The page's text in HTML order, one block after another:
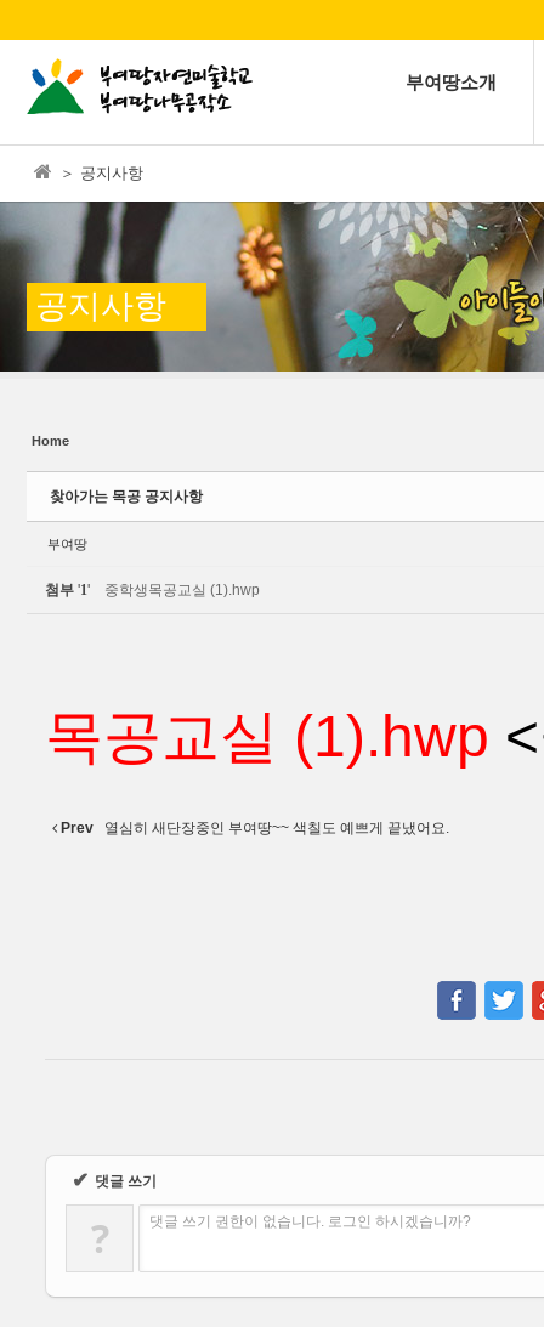
부여땅소개
＞ 공지사항
공지사항
Home
찾아가는 목공 공지사항
부여땅
첨부 '1' 중학생목공교실 (1).hwp
목공교실 (1).hwp
Prev 열심히 새단장중인 부여땅~~ 색칠도 예쁘게 끝냈어요.
✔ 댓글 쓰기
? 댓글 쓰기 권한이 없습니다. 로그인 하시겠습니까?
Sketchbook5, 스케치북5
Sketchbook5, 스케치북5